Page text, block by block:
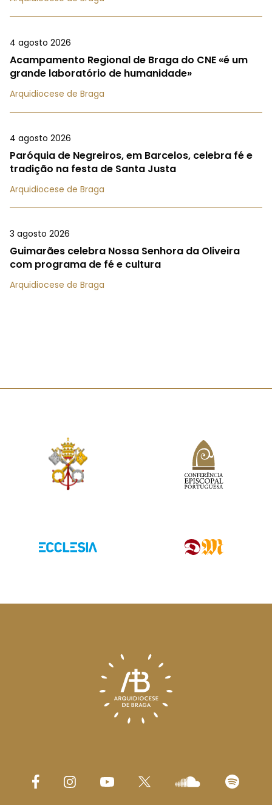
4 agosto 2026
Acampamento Regional de Braga do CNE «é um
grande laboratório de humanidade»
Arquidiocese de Braga
4 agosto 2026
Paróquia de Negreiros, em Barcelos, celebra fé e
tradição na festa de Santa Justa
Arquidiocese de Braga
3 agosto 2026
Guimarães celebra Nossa Senhora da Oliveira
com programa de fé e cultura
Arquidiocese de Braga